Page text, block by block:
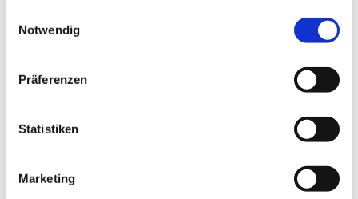
Notwendig
Präferenzen
Statistiken
Marketing